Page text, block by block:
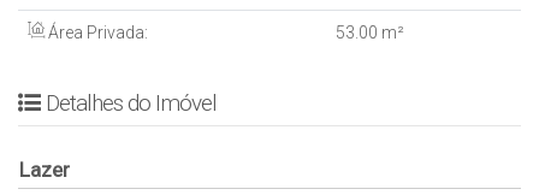
– ⁠IPTU: ainda não saiu
– ⁠Formas de visita: Marcar com antecedência, agendar com
Área Privada: 53 .00 m²
Detalhes do Imóvel
Lazer